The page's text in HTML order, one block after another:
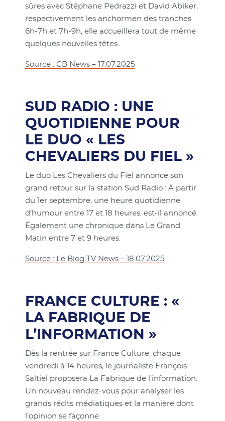
sûres avec Stéphane Pedrazzi et David Abiker,
respectivement les anchormen des tranches
6h-7h et 7h-9h, elle accueillera tout de même
quelques nouvelles têtes.
Source : CB News – 17.07.2025
SUD RADIO : UNE
QUOTIDIENNE POUR
LE DUO « LES
CHEVALIERS DU FIEL »
Le duo Les Chevaliers du Fiel annonce son
grand retour sur la station Sud Radio : À partir
du 1er septembre, une heure quotidienne
d’humour entre 17 et 18 heures, est-il annoncé.
Également une chronique dans Le Grand
Matin entre 7 et 9 heures.
Source : Le Blog TV News – 18.07.2025
FRANCE CULTURE : «
LA FABRIQUE DE
L’INFORMATION »
Dès la rentrée sur France Culture, chaque
vendredi à 14 heures, le journaliste François
Saltiel proposera La Fabrique de l’information.
Un nouveau rendez-vous pour analyser les
grands récits médiatiques et la manière dont
l'opinion se façonne.